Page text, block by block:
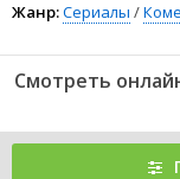
Жанр:Сериалы /
Смотреть